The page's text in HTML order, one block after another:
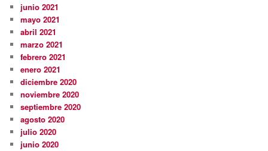
junio 2021
mayo 2021
abril 2021
marzo 2021
febrero 2021
enero 2021
diciembre 2020
noviembre 2020
septiembre 2020
agosto 2020
julio 2020
junio 2020